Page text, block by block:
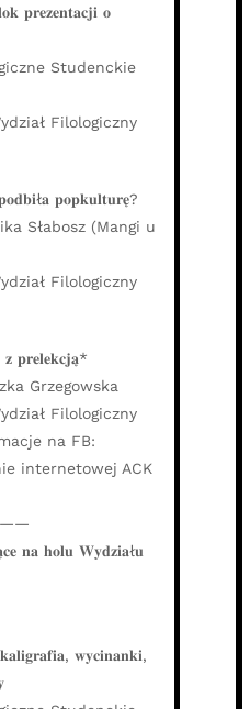
𝐩𝐫𝐞𝐳𝐞𝐧𝐭𝐚𝐜𝐣𝐢 𝐨
Studenckie
Filologiczny
𝐩𝐨𝐩𝐤𝐮𝐥𝐭𝐮𝐫𝐞̨?
Słabosz (Mangi u
Filologiczny
𝐩𝐫𝐞𝐥𝐞𝐤𝐜𝐣𝐚̨*
Grzegowska
Filologiczny
na FB:
internetowej ACK
𝐧𝐚 𝐡𝐨𝐥𝐮 𝐖𝐲𝐝𝐳𝐢𝐚ł𝐮
𝐰𝐲𝐜𝐢𝐧𝐚𝐧𝐤𝐢,